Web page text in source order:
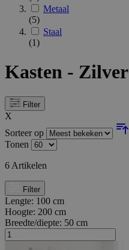
Metaal
(5)
Staal
(1)
Kasten - Zilver
Filter
X
Sorteer op
Tonen
6 Artikelen
Filter
Lengte: 100 cm
Hoogte: 200 cm
Breedte/diepte: 50 cm